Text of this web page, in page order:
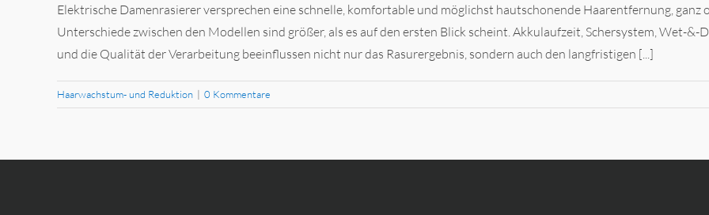
Elektrische Damenrasierer versprechen eine schnelle, komfortable und möglichst hautschonende Haarentfernung, ganz
Unterschiede zwischen den Modellen sind größer, als es auf den ersten Blick scheint. Akkulaufzeit, Schersystem, Wet-
und die Qualität der Verarbeitung beeinflussen nicht nur das Rasurergebnis, sondern auch den langfristigen [...]
Haarwachstum- und Reduktion | 0 Kommentare